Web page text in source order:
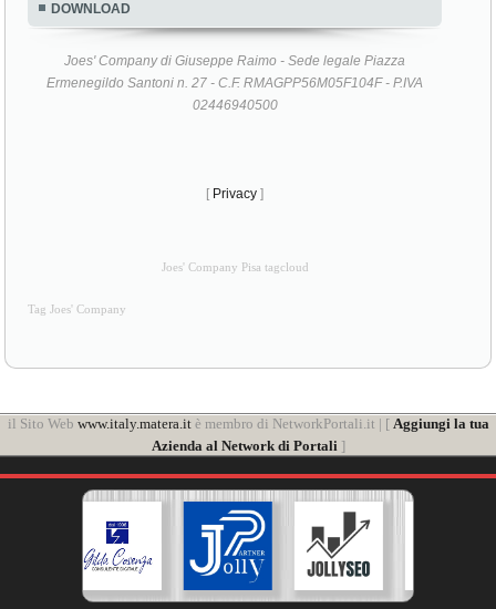
DOWNLOAD
Joes' Company di Giuseppe Raimo - Sede legale Piazza
Ermenegildo Santoni n. 27 - C.F. RMAGPP56M05F104F - P.IVA
02446940500
[ Privacy ]
Joes' Company Pisa tagcloud
Tag Joes' Company
il Sito Web www.italy.matera.itè membro di NetworkPortali.it | [ Aggiungi la tua
Azienda al Network di Portali]